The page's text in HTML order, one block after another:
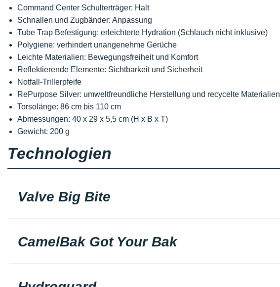
Command Center Schulterträger: Halt
Schnallen und Zugbänder: Anpassung
Tube Trap Befestigung: erleichterte Hydration (Schlauch nicht inklusive)
Polygiene: verhindert unangenehme Gerüche
Leichte Materialien: Bewegungsfreiheit und Komfort
Reflektierende Elemente: Sichtbarkeit und Sicherheit
Notfall-Trillerpfeife
RePurpose Silver: umweltfreundliche Herstellung und recycelte Materialien
Torsolänge: 86 cm bis 110 cm
Abmessungen: 40 x 29 x 5,5 cm (H x B x T)
Gewicht: 200 g
Technologien
Valve Big Bite
CamelBak Got Your Bak